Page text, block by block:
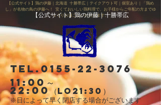
【公式サイト】鶏の伊藤｜北海道 十勝帯広｜テイクアウト可｜個室あり｜「鶏め
し」が名物の鳥の伊藤へ！ 安くておいしい鶏料理で、お子様からご年配の方までゆ
っくりお過ごしいただけます。
【公式サイト】鶏の伊藤｜十勝帯広
Tel.0155-22-3076
11:00～
22:00（LO21:30）
※日によって早く閉店する場合がございます